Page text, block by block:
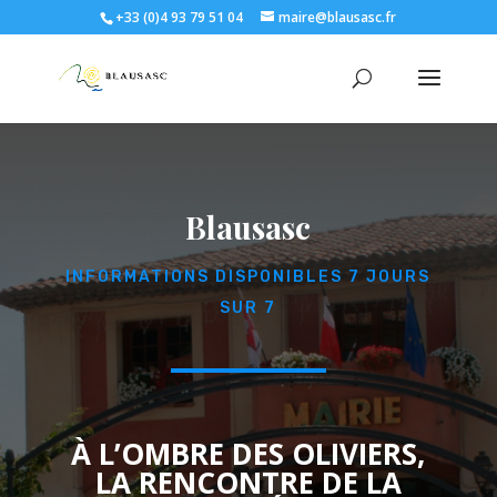
+33 (0)4 93 79 51 04 maire@blausasc.fr
Blausasc
INFORMATIONS DISPONIBLES 7 JOURS
SUR 7
À L’OMBRE DES OLIVIERS,
LA RENCONTRE DE LA